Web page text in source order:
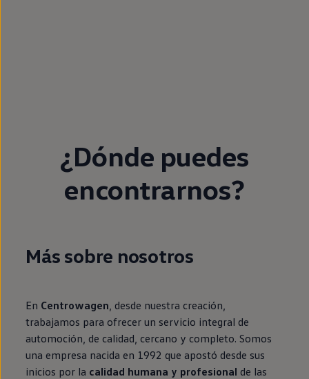
¿Dónde puedes
encontrarnos?
Más sobre nosotros
En Centrowagen , desde nuestra creación,
trabajamos para ofrecer un servicio integral de
automoción, de calidad, cercano y completo. Somos
una empresa nacida en 1992 que apostó desde sus
inicios por la calidad humana y profesional de las